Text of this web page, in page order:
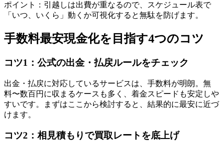
ポイント：引越しは出費が重なるので、スケジュール表で
「いつ、いくら」動くか可視化すると無駄を防げます。
手数料最安現金化を目指す4つのコツ
コツ1：公式の出金・払戻ルールをチェック
出金・払戻に対応しているサービスは、手数料が明朗。無
料〜数百円に収まるケースも多く、着金スピードも安定しや
すいです。まずはここから検討すると、結果的に最安に近づ
けます。
コツ2：相見積もりで買取レートを底上げ